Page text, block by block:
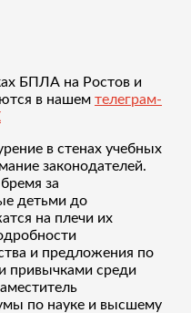
БПЛА на Ростов и
в нашем телеграм-
в стенах учебных
законодателей.
за
детьми до
на плечи их
и предложения по
привычками среди
по науке и высшему